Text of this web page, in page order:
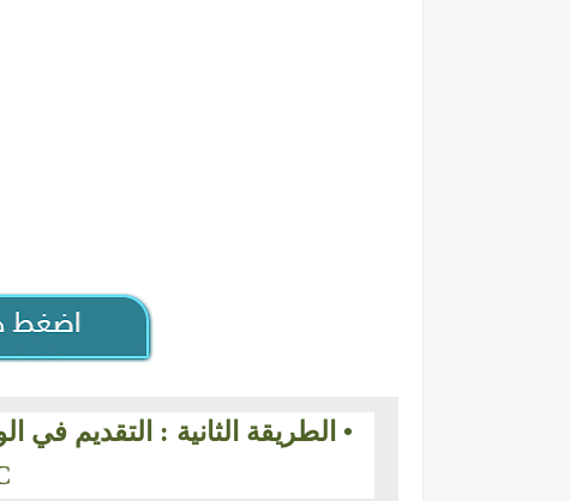
• الطريقة الثانية : التقديم